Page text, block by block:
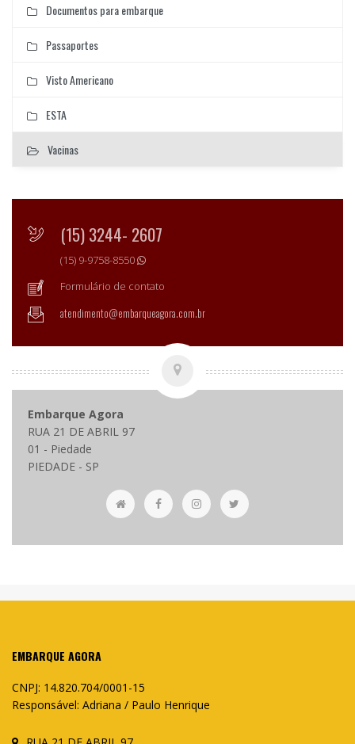
Documentos para embarque
Passaportes
Visto Americano
ESTA
Vacinas
(15) 3244- 2607
(15) 9-9758-8550
Formulário de contato
atendimento@embarqueagora.com.br
Embarque Agora
RUA 21 DE ABRIL 97
01 - Piedade
PIEDADE - SP
EMBARQUE AGORA
CNPJ: 14.820.704/0001-15
Responsável: Adriana / Paulo Henrique